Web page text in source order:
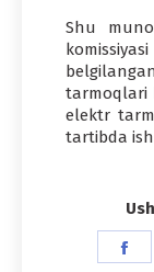
Shu
tarmoqlari
elektr
tartibda ish